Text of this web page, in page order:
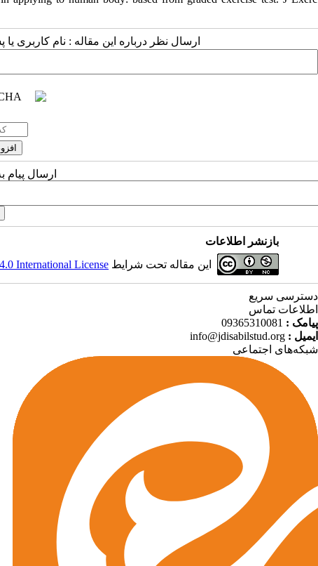
ارسال نظر درباره این مقاله : نام کاربری
ارسال پیام
بازنشر اطلاعات
این مقاله تحت شرایط International License
دسترسی سریع
اطلاعات تماس
پیامک : 09365310081
ایمیل : info@jdisabilstud.org
شبکه‌های اجتماعی